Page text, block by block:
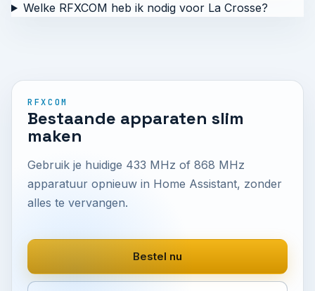
Welke RFXCOM heb ik nodig voor La Crosse?
RFXCOM
Bestaande apparaten slim
maken
Gebruik je huidige 433 MHz of 868 MHz
apparatuur opnieuw in Home Assistant, zonder
alles te vervangen.
Bestel nu